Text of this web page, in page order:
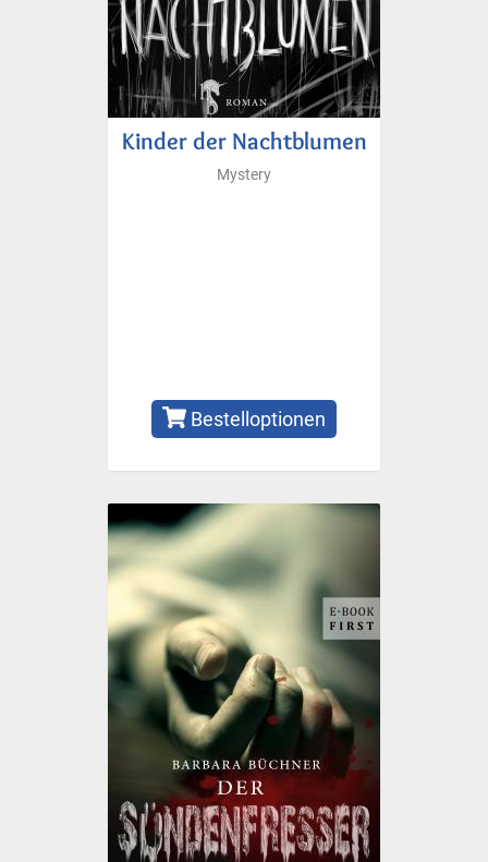
Kinder der Nachtblumen
Mystery
Bestelloptionen